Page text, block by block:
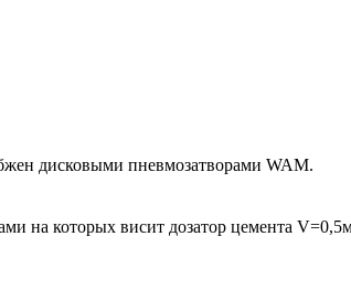
дисковыми пневмозатворами WAM.
на которых висит дозатор цемента